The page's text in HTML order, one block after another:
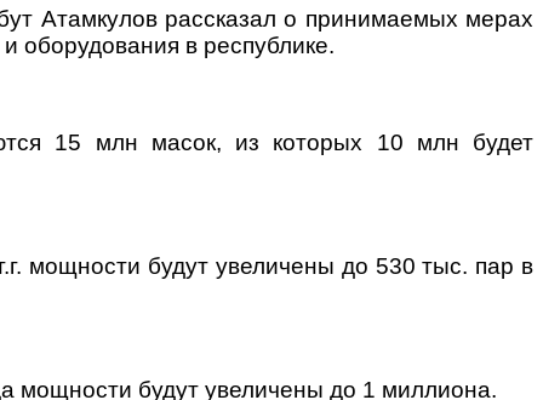
Атамкулов рассказал о принимаемых мерах
оборудования в республике.
15 млн масок, из которых 10 млн будет
мощности будут увеличены до 530 тыс. пар в
мощности будут увеличены до 1 миллиона.